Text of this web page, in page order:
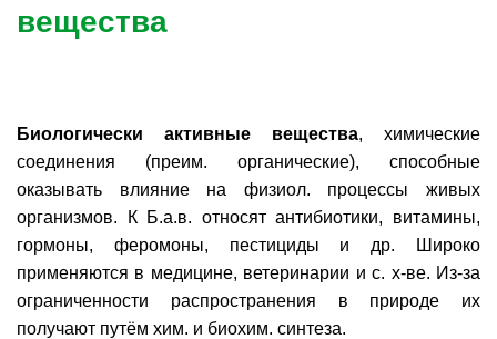
вещества
Биологически активные вещества, химические
соединения (преим. органические), способные
оказывать влияние на физиол. процессы живых
организмов. К Б.а.в. относят антибиотики, витамины,
гормоны, феромоны, пестициды и др. Широко
применяются в медицине, ветеринарии и с. х-ве. Из-за
ограниченности распространения в природе их
получают путём хим. и биохим. синтеза.